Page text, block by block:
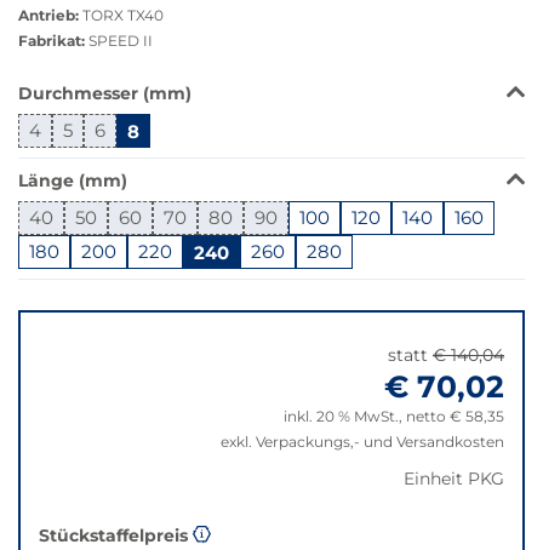
Antrieb: TORX TX40
Fabrikat: SPEED II
Das
ist
in
dieser
Variante
nicht
verfügbar.
Bei
Klick
der
Durchmesser (mm)
4 5 6 8
Länge (mm)
40 50 60 70 80 90 100 120 140
160
180
200 220 240 260 280
zu
statt € 140,04
€ 70,02
inkl. 20 % MwSt., netto € 58,35
exkl. Verpackungs,- und Versandkosten
Einheit PKG
Stückstaffelpreis